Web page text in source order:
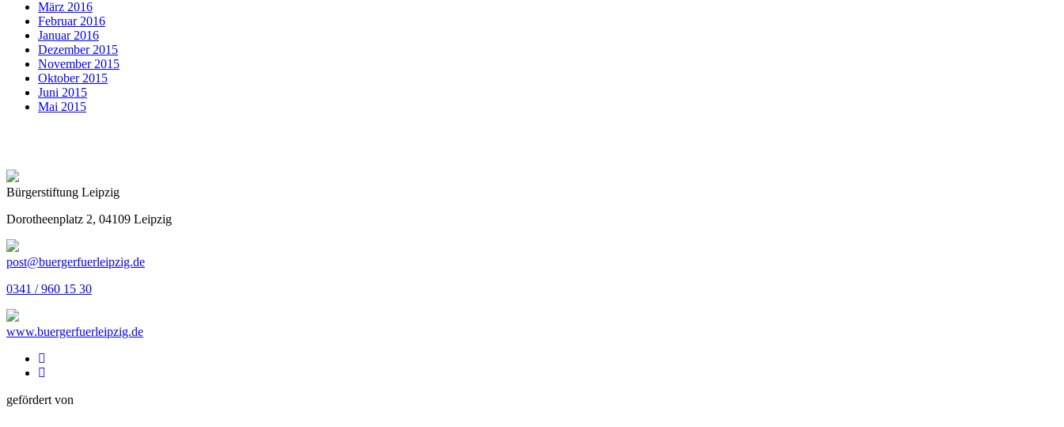
März 2016
Februar 2016
Januar 2016
Dezember 2015
November 2015
Oktober 2015
Juni 2015
Mai 2015
Bürgerstiftung Leipzig
Dorotheenplatz 2, 04109 Leipzig
post@buergerfuerleipzig.de
0341 / 960 15 30
www.buergerfuerleipzig.de
gefördert von